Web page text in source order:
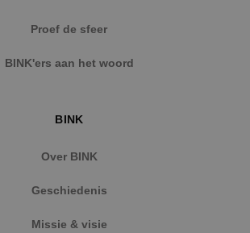
Proef de sfeer
BINK'ers aan het woord
BINK
Over BINK
Geschiedenis
Missie & visie
cookies maken de
niet goed worden gebruikt zonder de